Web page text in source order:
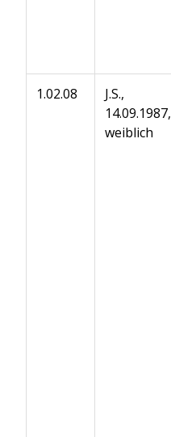
1.02.08
J.S.,
14.09.1987,
weiblich